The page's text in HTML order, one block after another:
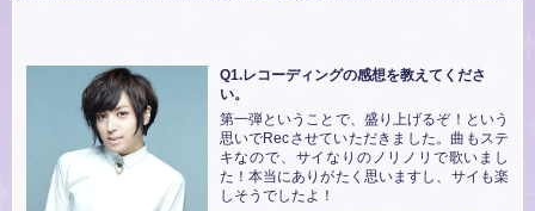
Q1.レコーディングの感想を教えてくださ
い。
第一弾ということで、盛り上げるぞ！という
思いでRecさせていただきました。曲もステ
キなので、サイなりのノリノリで歌いまし
た！本当にありがたく思いますし、サイも楽
しそうでしたよ！